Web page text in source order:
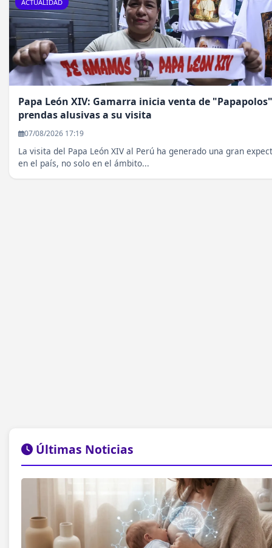
ACTUALIDAD
Papa León XIV: Gamarra inicia venta de
prendas alusivas a su visita
07/08/2026 17:19
La visita del Papa León XIV al Perú ha generado una gran
en el país, no solo en el ámbito...
Últimas Noticias